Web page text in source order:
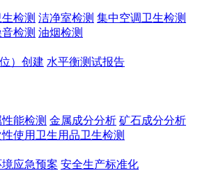
检测 洁净室检测 集中空调卫生检测
音检测 油烟检测
）创建 水平衡测试报告
能检测 金属成分分析 矿石成分分析
使用卫生用品卫生检测
境应急预案 安全生产标准化